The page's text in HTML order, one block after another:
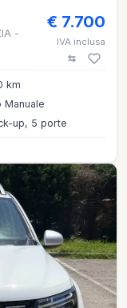
-
€ 7.700
IVA inclusa
km
Manuale
up, 5 porte